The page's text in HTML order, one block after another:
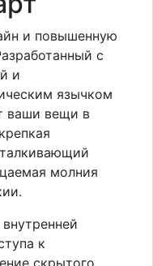
и повышенную
с
и
язычком
ваши вещи в
молния
к
скрытого